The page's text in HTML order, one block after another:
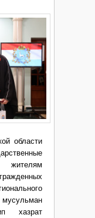
области
жителям
хазрат